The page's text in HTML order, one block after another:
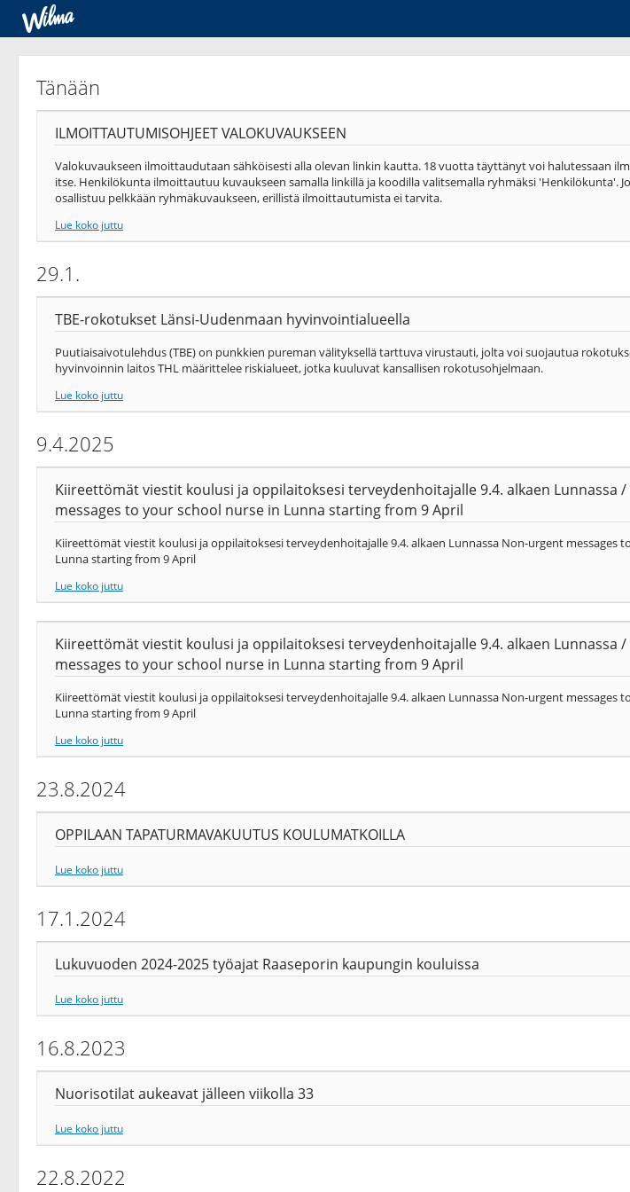
Tänään
ILMOITTAUTUMISOHJEET VALOKUVAUKSEEN
Valokuvaukseen ilmoittaudutaan sähköisesti alla olevan linkin kautta. 18 vuotta täyttänyt voi halutessaan
itse. Henkilökunta ilmoittautuu kuvaukseen samalla linkillä ja koodilla valitsemalla ryhmäksi 'Henkilökunta'.
osallistuu pelkkään ryhmäkuvaukseen, erillistä ilmoittautumista ei tarvita.
Lue koko juttu
29.1.
TBE-rokotukset Länsi-Uudenmaan hyvinvointialueella
Puutiaisaivotulehdus (TBE) on punkkien pureman välityksellä tarttuva virustauti, jolta voi suojautua
hyvinvoinnin laitos THL määrittelee riskialueet, jotka kuuluvat kansallisen rokotusohjelmaan.
Lue koko juttu
9.4.2025
Kiireettömät viestit koulusi ja oppilaitoksesi terveydenhoitajalle 9.4. alkaen Lunnassa
messages to your school nurse in Lunna starting from 9 April
Kiireettömät viestit koulusi ja oppilaitoksesi terveydenhoitajalle 9.4. alkaen Lunnassa Non-urgent messages
Lunna starting from 9 April
Lue koko juttu
Kiireettömät viestit koulusi ja oppilaitoksesi terveydenhoitajalle 9.4. alkaen Lunnassa
messages to your school nurse in Lunna starting from 9 April
Kiireettömät viestit koulusi ja oppilaitoksesi terveydenhoitajalle 9.4. alkaen Lunnassa Non-urgent messages
Lunna starting from 9 April
Lue koko juttu
23.8.2024
OPPILAAN TAPATURMAVAKUUTUS KOULUMATKOILLA
Lue koko juttu
17.1.2024
Lukuvuoden 2024-2025 työajat Raaseporin kaupungin kouluissa
Lue koko juttu
16.8.2023
Nuorisotilat aukeavat jälleen viikolla 33
Lue koko juttu
22.8.2022